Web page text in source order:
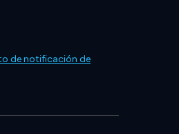
de notificación de